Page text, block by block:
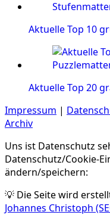
Aktuelle Top 10
Aktuelle Top 20
Impressum |
Archiv
Uns ist Datenschutz
Datenschutz/Cookie-
ändern/speichern:
💡 Die Seite wird
Johannes Christoph